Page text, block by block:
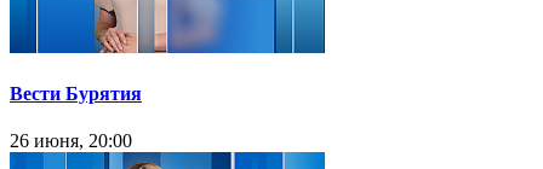
Вести Бурятия
26 июня, 20:00